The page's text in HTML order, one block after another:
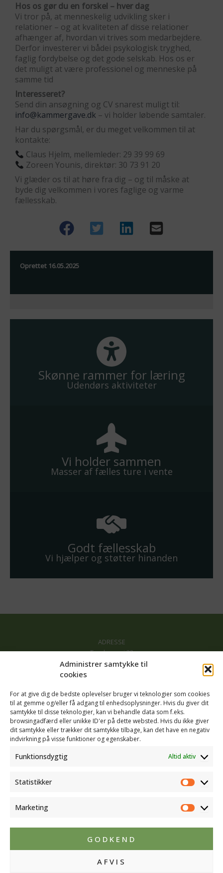
Administrer samtykke til
cookies
For at give dig de bedste oplevelser bruger vi teknologier som cookies
til at gemme og/eller få adgang til enhedsoplysninger. Hvis du giver dit
samtykke til disse teknologier, kan vi behandle data som f.eks.
browsingadfærd eller unikke ID'er på dette websted. Hvis du ikke giver
dit samtykke eller trækker dit samtykke tilbage, kan det have en negativ
indvirkning på visse funktioner og egenskaber.
Funktionsdygtig Altid aktiv
Statistikker
Marketing
GODKEND
AFVIS
Hos os gør du en forskel – hver dag
Vi tror på, at menneskelig udvikling sker i
relationer – og at kvaliteten af disse relationer
afhænger af, hvordan vi trives som medarbejdere.
Derfor investerer vi bådei psykologisk tryghed,
faglig fordybelse og det gode selskab. Hos os er
det muligt at være professionel og menneske på
samme tid
Interesseret?
Send din ansøgning og CV snarest muligt til:
info@kammergave.dk – vi holder løbende samtaler.
Har du spørgsmål, er du meget velkommen til at
kontakte:
Claus Hjelm, mellemleder: 29 39 99 69
Zoreen Younis, direktør: 30 73 91 20
Vi glæder os til at høre fra dig – og til måske at
byde dig velkommen i vores faglige og varme
fællesskab.
Oprettet 16.05.2025
Skønne rammer for læring
Udendørs aktiviteter
Vi holder sammen
Masser af fælles ture i vente
Godt fællesskab
Vi hjælper og støtter hinanden
ADRESSE
Tersløsevej 22
4190 Munke Bjergby
INFO
CVR: 25542991
FØLG OS